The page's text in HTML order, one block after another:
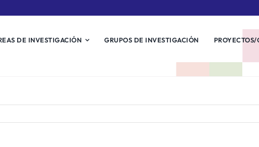
DE INVESTIGACIÓN GRUPOS DE INVESTIGACIÓN